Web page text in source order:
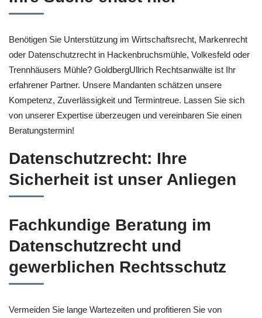
Benötigen Sie Unterstützung im Wirtschaftsrecht, Markenrecht
oder Datenschutzrecht in Hackenbruchsmühle, Volkesfeld oder
Trennhäusers Mühle? GoldbergUllrich Rechtsanwälte ist Ihr
erfahrener Partner. Unsere Mandanten schätzen unsere
Kompetenz, Zuverlässigkeit und Termintreue. Lassen Sie sich
von unserer Expertise überzeugen und vereinbaren Sie einen
Beratungstermin!
Datenschutzrecht: Ihre
Sicherheit ist unser Anliegen
Fachkundige Beratung im
Datenschutzrecht und
gewerblichen Rechtsschutz
Vermeiden Sie lange Wartezeiten und profitieren Sie von